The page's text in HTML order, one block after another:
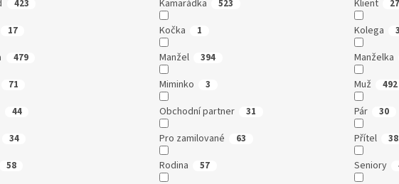
423 Kamarádka 523 Klient 27
17 Kočka 1 Kolega
479 Manžel 394 Manželka
71 Miminko 3 Muž 492
44 Obchodní partner 31 Pár 30
34 Pro zamilované 63 Přítel
58 Rodina 57 Seniory